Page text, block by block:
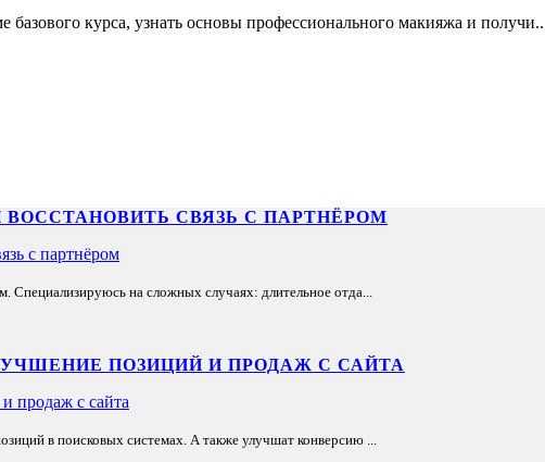
курса, узнать основы профессионального макияжа и
СВЯЗЬ С ПАРТНЁРОМ
Специализируюсь на сложных случаях: длительное отда...
ПОЗИЦИЙ И ПРОДАЖ С САЙТА
в поисковых системах. А также улучшат конверсию ...